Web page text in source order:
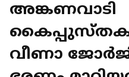
അങ്കണവാടി
വീണാ